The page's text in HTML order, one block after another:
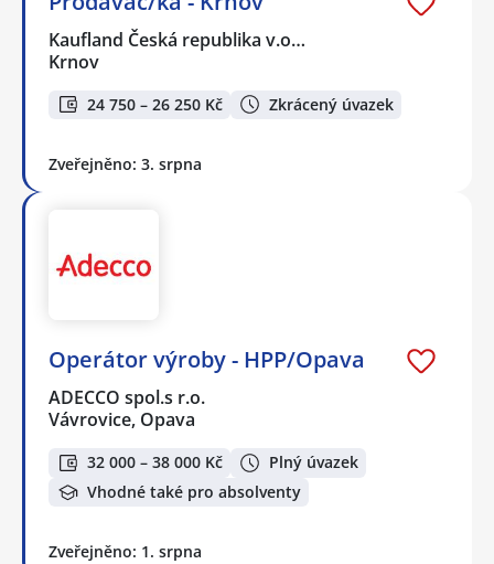
Kaufland Česká republika v.o…
Krnov
24 750 – 26 250 Kč Zkrácený úvazek
Zveřejněno: 3. srpna
Operátor výroby - HPP/Opava
ADECCO spol.s r.o.
Vávrovice, Opava
32 000 – 38 000 Kč
Plný úvazek
Vhodné také pro absolventy
Zveřejněno: 1. srpna